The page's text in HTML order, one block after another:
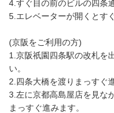
4.すぐ目の前のビルの四条
5.エレベーターが開くとす
(京阪をご利用の方)
1.京阪祇園四条駅の改札を
い。
2.四条大橋を渡りまっすぐ
3.左に京都高島屋店を見な
まっすぐ進みます。